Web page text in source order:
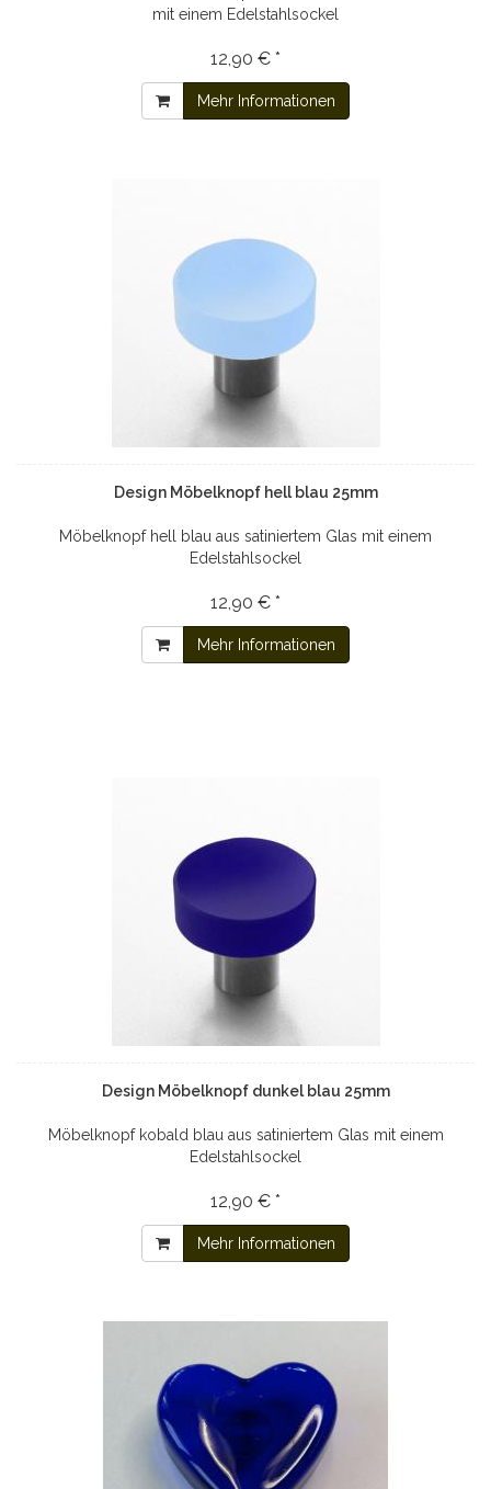
mit einem Edelstahlsockel
12,90 € *
Mehr Informationen
Design Möbelknopf hell blau 25mm
Möbelknopf hell blau aus satiniertem Glas mit einem
Edelstahlsockel
12,90 € *
Mehr Informationen
Design Möbelknopf dunkel blau 25mm
Möbelknopf kobald blau aus satiniertem Glas mit einem
Edelstahlsockel
12,90 € *
Mehr Informationen